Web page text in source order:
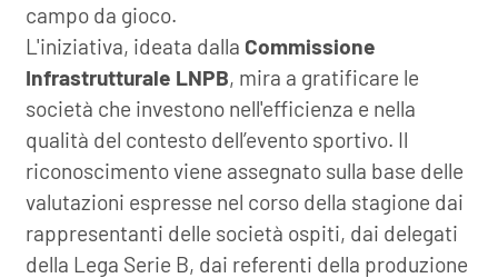
campo da gioco.
L'iniziativa, ideata dalla Commissione
Infrastrutturale LNPB, mira a gratificare le
società che investono nell'efficienza e nella
qualità del contesto dell’evento sportivo. Il
riconoscimento viene assegnato sulla base delle
valutazioni espresse nel corso della stagione dai
rappresentanti delle società ospiti, dai delegati
della Lega Serie B, dai referenti della produzione